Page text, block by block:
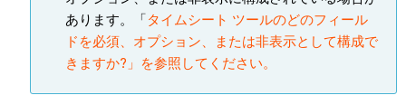
あります。「タイムシート ツールのどのフィール
ドを必須、オプション、または非表示として構成で
きますか?」を参照してください。